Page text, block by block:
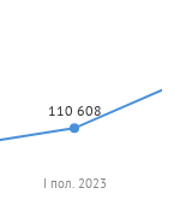
110 608
I пол. 2023